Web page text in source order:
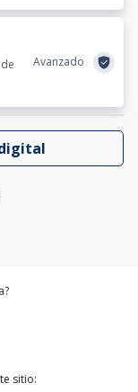
Avanzado
sitio: